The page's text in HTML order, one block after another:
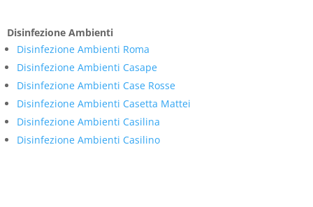
Disinfezione Ambienti
Disinfezione Ambienti Roma
Disinfezione Ambienti Casape
Disinfezione Ambienti Case Rosse
Disinfezione Ambienti Casetta Mattei
Disinfezione Ambienti Casilina
Disinfezione Ambienti Casilino